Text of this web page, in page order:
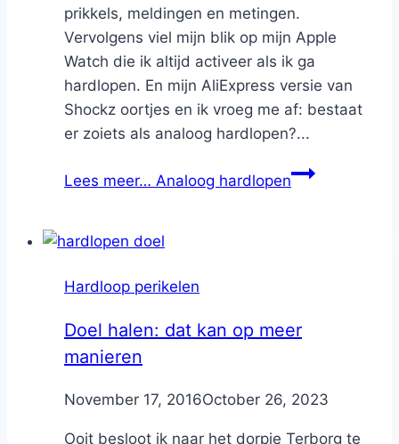
prikkels, meldingen en metingen.
Vervolgens viel mijn blik op mijn Apple
Watch die ik altijd activeer als ik ga
hardlopen. En mijn AliExpress versie van
Shockz oortjes en ik vroeg me af: bestaat
er zoiets als analoog hardlopen?...
Lees meer… Analoog hardlopen
Hardloop perikelen
Doel halen: dat kan op meer
manieren
ByNicole
November 17, 2016October 26, 2023
Ooit besloot ik naar het dorpje Terborg te